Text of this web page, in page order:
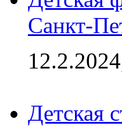
Санкт-
Детская